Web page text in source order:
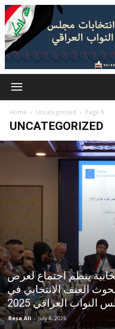
Home Uncategorized Page 6
UNCATEGORIZED
ينظم اجتماع لعرض
العنف الانتخابي في
النواب العراقي 2025
Resa Ali - July 8, 2026